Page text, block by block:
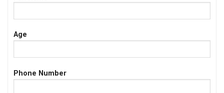
Age
Phone Number